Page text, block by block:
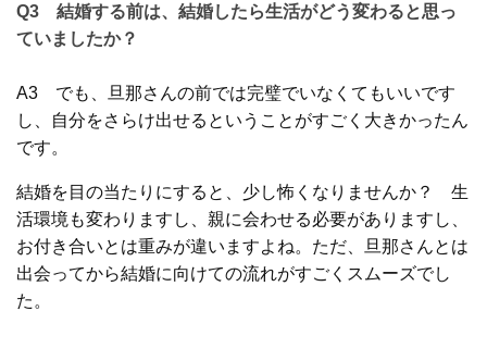
Q3 結婚する前は、結婚したら生活がどう変わると思っ
ていましたか？
A3 でも、旦那さんの前では完璧でいなくてもいいです
し、自分をさらけ出せるということがすごく大きかったん
です。
結婚を目の当たりにすると、少し怖くなりませんか？ 生
活環境も変わりますし、親に会わせる必要がありますし、
お付き合いとは重みが違いますよね。ただ、旦那さんとは
出会ってから結婚に向けての流れがすごくスムーズでし
た。